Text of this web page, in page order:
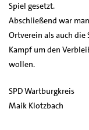
Spiel gesetzt.
Abschließend war
Ortverein als auch
Kampf um den
wollen.
SPD Wartburgkreis
Maik Klotzbach